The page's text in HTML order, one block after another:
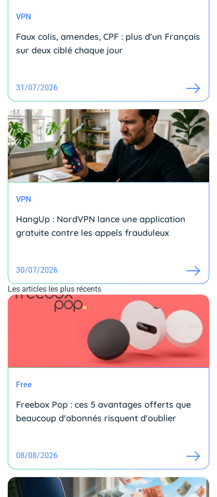
VPN
Faux colis, amendes, CPF : plus d’un Français
sur deux ciblé chaque jour
31/07/2026
VPN
HangUp : NordVPN lance une application
gratuite contre les appels frauduleux
30/07/2026
Les articles les plus récents
Free
Freebox Pop : ces 5 avantages offerts que
beaucoup d'abonnés risquent d'oublier
08/08/2026